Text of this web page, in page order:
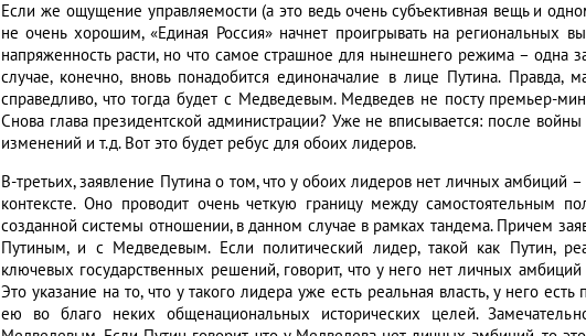
Если же ощущение управляемости (а это ведь очень субъективная вещь и
не очень хорошим, «Единая Россия» начнет проигрывать на региональных
напряженность расти, но что самое страшное для нынешнего режима – одна
случае, конечно, вновь понадобится единоначалие в лице Путина. Правда,
справедливо, что тогда будет с Медведевым. Медведев не посту премьер-
Снова глава президентской администрации? Уже не вписывается: после
изменений и т.д. Вот это будет ребус для обоих лидеров.
В-третьих, заявление Путина о том, что у обоих лидеров нет личных амбиций
контексте. Оно проводит очень четкую границу между самостоятельным
созданной системы отношении, в данном случае в рамках тандема. Причем
Путиным, и с Медведевым. Если политический лидер, такой как Путин,
ключевых государственных решений, говорит, что у него нет личных
Это указание на то, что у такого лидера уже есть реальная власть, у него
ею во благо неких общенациональных исторических целей.